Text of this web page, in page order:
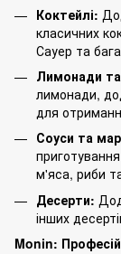
Коктейлі:
класичних
Сауер та
Лимонади та
лимонади,
для
Соуси та
м'яса, риби
Десерти:
інших
Monin: